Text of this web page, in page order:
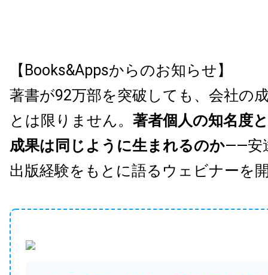
【Books&Appsからのお知らせ】
著書が92万部を突破しても、会社の
とは限りません。 著者個人の知名度
成果は同じように生まれるのか——安
出版経験をもとに語るウェビナーを